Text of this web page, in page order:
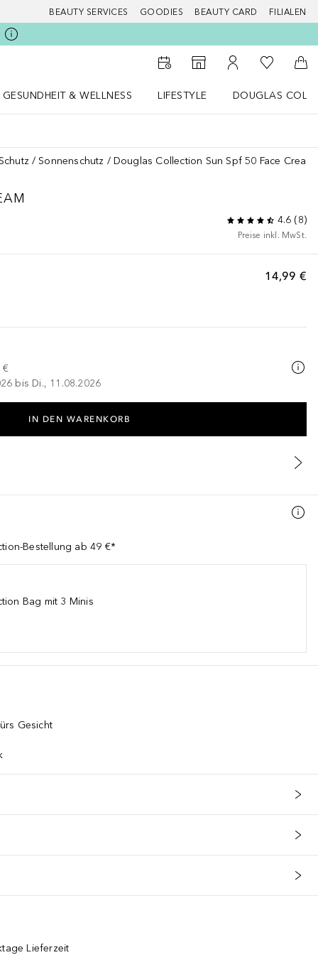
BEAUTY SERVICES GOODIES BEAUTY CARD FILIALEN
Zum Storefinder
Zu Meinem
Zu Meiner
GESUNDHEIT & WELLNESS
LIFESTYLE
DOUGLAS
Sonnenschutz Douglas Collection Sun Spf 50 Face Cream
4.6 (8)
Preise inkl. MwSt.
14,99 €
€
bis Di., 11.08.2026
IN DEN WARENKORB
Bestellung ab 49 €*
Bag mit 3 Minis
Gesicht
Lieferzeit